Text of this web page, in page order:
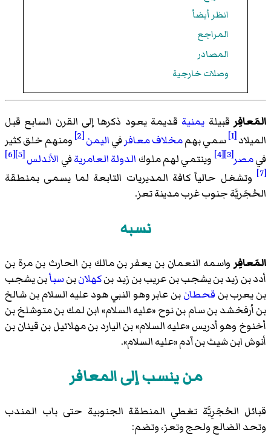
انظر أيضاً
المراجع
المصادر
وصلات خارجية
المَعافِر قبيلة يمنية قديمة يعود ذكرها إلى القرن السابع قبل
الميلاد[1] سمي بهممخلاف معافرفياليمن[2]
ومنهم خلق كثير
فيمصر[3]
[4] وينتمي لهم ملوك الدولة العامريةفي الأندلس[5]
[6]
[7]
وتشغل حالياً كافة المديريات التابعة لما يسمى بمنطقة
الحُجَريَّة جنوب غرب مدينة تعز.
نسبه
المَعافِر واسمه النعمان بن يعفر بن مالك بن الحارث بن مرة بن
أدد بن زيد بن يشجب بن عريب بن زيد بنكهلانبنسبأبن يشجب
بن يعرب بن قحطانبن عابر وهو النبي هود عليه السلام بن شالخ
بن أرفخشد بن سام بن نوح «عليه السلام» ابن لمك بن متوشلخ بن
أخنوخ وهو أدريس «عليه السلام» بن اليارد بن مهلائيل بن قينان بن
أنوش ابن شيث بن آدم «عليه السلام».
من ينسب إلى المعافر
قبائل الحُجَرِيَّة تغطي المنطقة الجنوبية حتى باب المندب
وتحد الضالع ولحج وتعز، وتضم: